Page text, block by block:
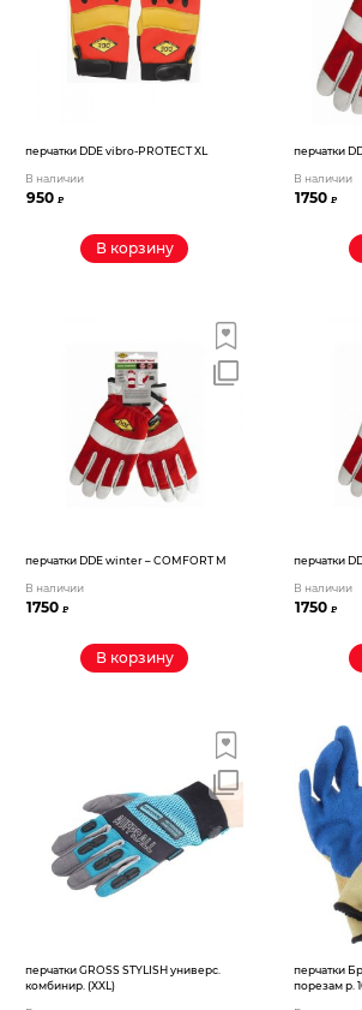
перчатки DDE vibro-PROTECT XL
В наличии
950₽
В корзину
перчатки
В наличии
1750₽
перчатки DDE winter – COMFORT M
В наличии
1750₽
В корзину
перчатки
В наличии
1750₽
перчатки GROSS STYLISH универс.
комбинир. (XXL)
перчатки
порезам р.